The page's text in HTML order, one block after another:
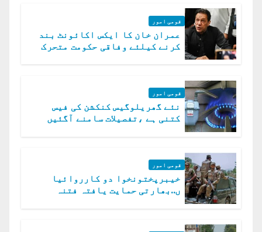
قومی امور
عمران خان کا ایکس اکائونٹ بند
کرنے کیلئے وفاقی حکومت متحرک
قومی امور
نئے گھریلوگیس کنکشن کی فیس
کتنی ہے ،تفصیلات سامنے آگئیں
قومی امور
خیبرپختونخوا دو کارروائیا
ں..بھارتی حمایت یافتہ فتنہ